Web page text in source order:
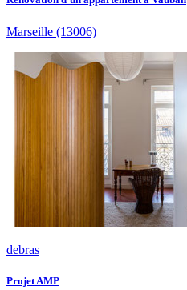
Marseille (13006)
debras
Projet AMP